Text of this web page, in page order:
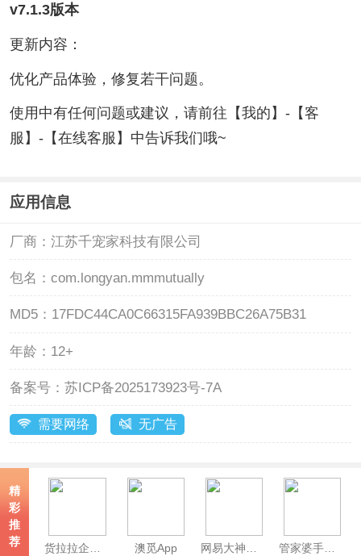
v7.1.3版本
更新内容：
优化产品体验，修复若干问题。
使用中有任何问题或建议，请前往【我的】-【客
服】-【在线客服】中告诉我们哦~
应用信息
厂商： 江苏千宠家科技有限公司
包名： com.longyan.mmmutually
MD5： 17FDC44CA0C66315FA939BBC26A75B31
年龄： 12+
备案号： 苏ICP备2025173923号-7A
需要网络 无广告
精
彩
推
荐
澳觅App